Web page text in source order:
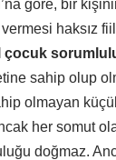
göre, bir
haksız
çocuk
sahip olup
olmayan
her somut
doğmaz.